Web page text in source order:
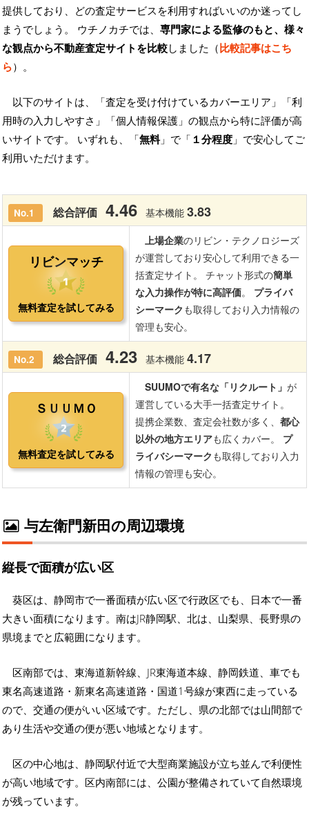
提供しており、どの査定サービスを利用すればいいのか迷ってし
まうでしょう。 ウチノカチでは、 専門家による監修のもと、様々
な観点から不動産査定サイトを比較しました（比較記事はこち
ら）。
以下のサイトは、「査定を受け付けているカバーエリア」「利
用時の入力しやすさ」「個人情報保護」の観点から特に評価が高
いサイトです。 いずれも、「無料」で「 １分程度 」で安心してご
利用いただけます。
与左衛門新田の周辺環境
縦長で面積が広い区
葵区は、静岡市で一番面積が広い区で行政区でも、日本で一番
大きい面積になります。南はJR静岡駅、北は、山梨県、長野県の
県境までと広範囲になります。
区南部では、東海道新幹線、JR東海道本線、静岡鉄道、車でも
東名高速道路・新東名高速道路・国道1号線が東西に走っている
ので、交通の便がいい区域です。ただし、県の北部では山間部で
あり生活や交通の便が悪い地域となります。
区の中心地は、静岡駅付近で大型商業施設が立ち並んで利便性
が高い地域です。区内南部には、公園が整備されていて自然環境
が残っています。